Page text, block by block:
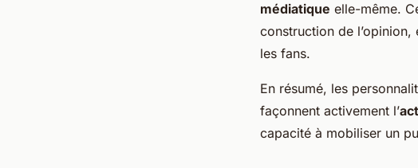
médiatique elle-même.
construction de
les fans.
En résumé, les
façonnent activement l’
capacité à mobiliser un